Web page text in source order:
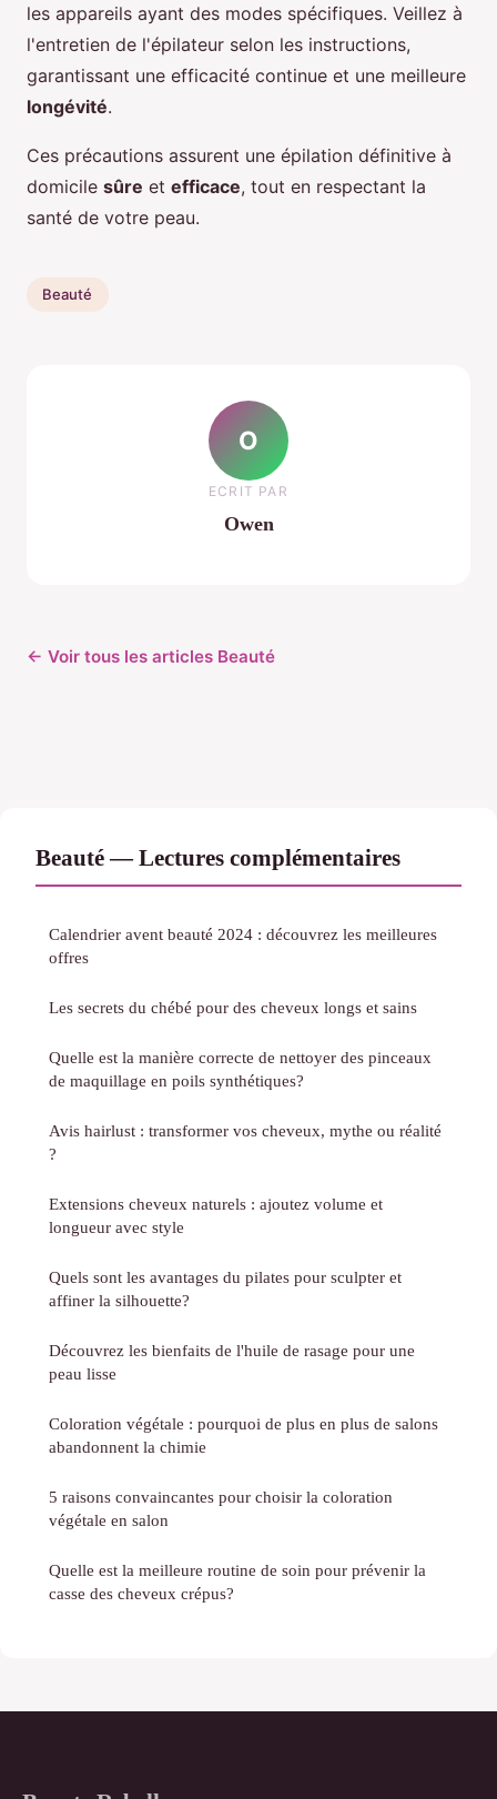
les appareils ayant des modes spécifiques. Veillez à
l'entretien de l'épilateur selon les instructions,
garantissant une efficacité continue et une meilleure
longévité.
Ces précautions assurent une épilation définitive à
domicile sûre et efficace, tout en respectant la
santé de votre peau.
Beauté
O
ECRIT PAR
Owen
← Voir tous les articles Beauté
Beauté — Lectures complémentaires
Calendrier avent beauté 2024 : découvrez les meilleures
offres
Les secrets du chébé pour des cheveux longs et sains
Quelle est la manière correcte de nettoyer des pinceaux
de maquillage en poils synthétiques?
Avis hairlust : transformer vos cheveux, mythe ou réalité
?
Extensions cheveux naturels : ajoutez volume et
longueur avec style
Quels sont les avantages du pilates pour sculpter et
affiner la silhouette?
Découvrez les bienfaits de l'huile de rasage pour une
peau lisse
Coloration végétale : pourquoi de plus en plus de salons
abandonnent la chimie
5 raisons convaincantes pour choisir la coloration
végétale en salon
Quelle est la meilleure routine de soin pour prévenir la
casse des cheveux crépus?